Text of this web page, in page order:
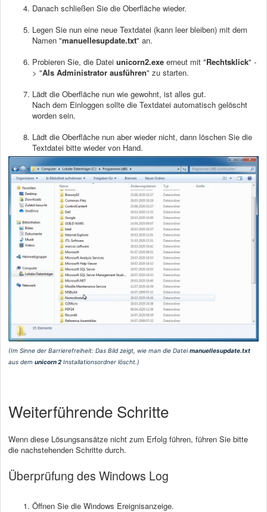
Danach schließen Sie die Oberfläche wieder.
Legen Sie nun eine neue Textdatei (kann leer bleiben) mit dem
Namen "manuellesupdate.txt" an.
Probieren Sie, die Datei unicorn2.exe erneut mit "Rechtsklick" -
> "Als Administrator ausführen" zu starten.
Lädt die Oberfläche nun wie gewohnt, ist alles gut.
Nach dem Einloggen sollte die Textdatei automatisch gelöscht
worden sein.
Lädt die Oberfläche nun aber wieder nicht, dann löschen Sie die
Textdatei bitte wieder von Hand.
(Im Sinne der Barrierefreiheit: Das Bild zeigt, wie man die Dateimanuellesupdate.txt
aus dem unicorn 2 Installationsordner löscht.)
Weiterführende Schritte
Wenn diese Lösungsansätze nicht zum Erfolg führen, führen Sie bitte
die nachstehenden Schritte durch.
Überprüfung des Windows Log
Öffnen Sie die Windows Ereignisanzeige.